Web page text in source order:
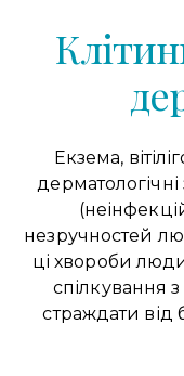
Екзема,
незручностей
ці хвороби
спілкування
страждати від